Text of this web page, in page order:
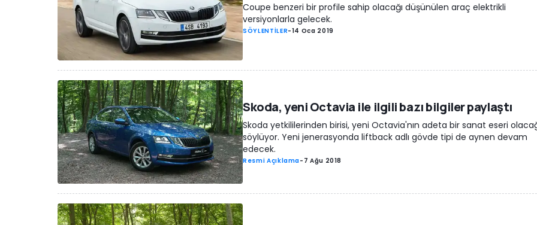
Coupe benzeri bir profile sahip olacağı düşünülen araç elektrikli
versiyonlarla gelecek.
SÖYLENTİLER-14 Oca 2019
Skoda, yeni Octavia ile ilgili bazı bilgiler paylaştı
Skoda yetkililerinden birisi, yeni Octavia'nın adeta bir sanat eseri
söylüyor. Yeni jenerasyonda liftback adlı gövde tipi de aynen devam
edecek.
Resmi Açıklama- 7 Ağu 2018